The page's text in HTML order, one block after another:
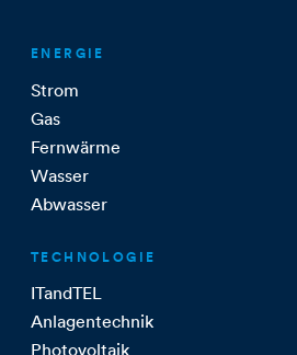
ENERGIE
Strom
Gas
Fernwärme
Wasser
Abwasser
TECHNOLOGIE
ITandTEL
Anlagentechnik
Photovoltaik